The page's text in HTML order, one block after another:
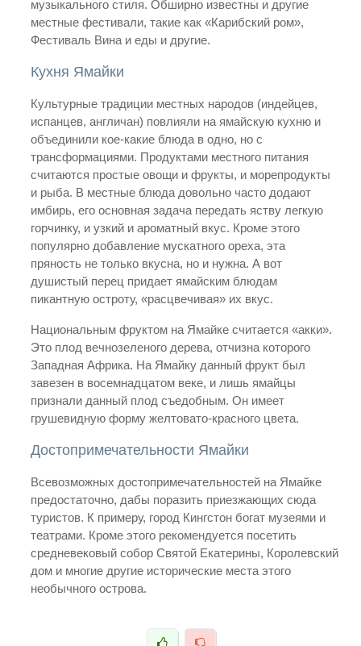
музыкального стиля. Обширно известны и другие
местные фестивали, такие как «Карибский ром»,
Фестиваль Вина и еды и другие.
Кухня Ямайки
Культурные традиции местных народов (индейцев,
испанцев, англичан) повлияли на ямайскую кухню и
объединили кое-какие блюда в одно, но с
трансформациями. Продуктами местного питания
считаются простые овощи и фрукты, и морепродукты
и рыба. В местные блюда довольно часто додают
имбирь, его основная задача передать яству легкую
горчинку, и узкий и ароматный вкус. Кроме этого
популярно добавление мускатного ореха, эта
пряность не только вкусна, но и нужна. А вот
душистый перец придает ямайским блюдам
пикантную остроту, «расцвечивая» их вкус.
Национальным фруктом на Ямайке считается «акки».
Это плод вечнозеленого дерева, отчизна которого
Западная Африка. На Ямайку данный фрукт был
завезен в восемнадцатом веке, и лишь ямайцы
признали данный плод съедобным. Он имеет
грушевидную форму желтовато-красного цвета.
Достопримечательности Ямайки
Всевозможных достопримечательностей на Ямайке
предостаточно, дабы поразить приезжающих сюда
туристов. К примеру, город Кингстон богат музеями и
театрами. Кроме этого рекомендуется посетить
средневековый собор Святой Екатерины, Королевский
дом и многие другие исторические места этого
необычного острова.